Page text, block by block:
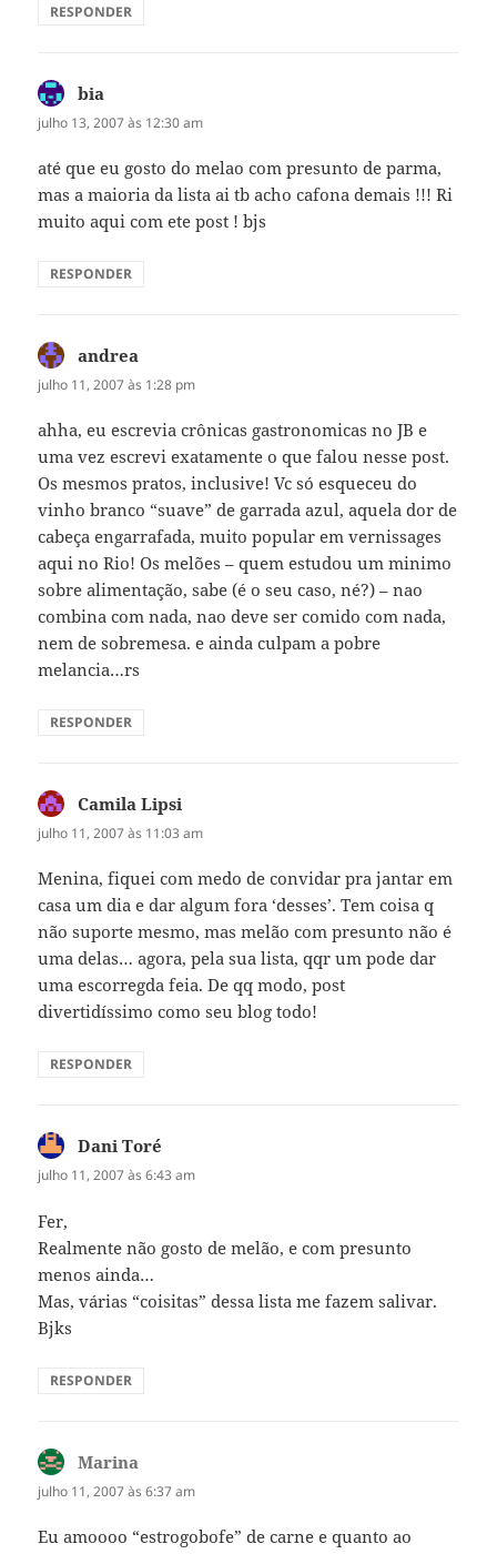
RESPONDER
bia
julho 13, 2007 às 12:30 am
até que eu gosto do melao com presunto de parma,
mas a maioria da lista ai tb acho cafona demais !!! Ri
muito aqui com ete post ! bjs
RESPONDER
andrea
julho 11, 2007 às 1:28 pm
ahha, eu escrevia crônicas gastronomicas no JB e
uma vez escrevi exatamente o que falou nesse post.
Os mesmos pratos, inclusive! Vc só esqueceu do
vinho branco “suave” de garrada azul, aquela dor de
cabeça engarrafada, muito popular em vernissages
aqui no Rio! Os melões – quem estudou um minimo
sobre alimentação, sabe (é o seu caso, né?) – nao
combina com nada, nao deve ser comido com nada,
nem de sobremesa. e ainda culpam a pobre
melancia…rs
RESPONDER
Camila Lipsi
julho 11, 2007 às 11:03 am
Menina, fiquei com medo de convidar pra jantar em
casa um dia e dar algum fora ‘desses’. Tem coisa q
não suporte mesmo, mas melão com presunto não é
uma delas… agora, pela sua lista, qqr um pode dar
uma escorregda feia. De qq modo, post
divertidíssimo como seu blog todo!
RESPONDER
Dani Toré
julho 11, 2007 às 6:43 am
Fer,
Realmente não gosto de melão, e com presunto
menos ainda…
Mas, várias “coisitas” dessa lista me fazem salivar.
Bjks
RESPONDER
Marina
julho 11, 2007 às 6:37 am
Eu amoooo “estrogobofe” de carne e quanto ao